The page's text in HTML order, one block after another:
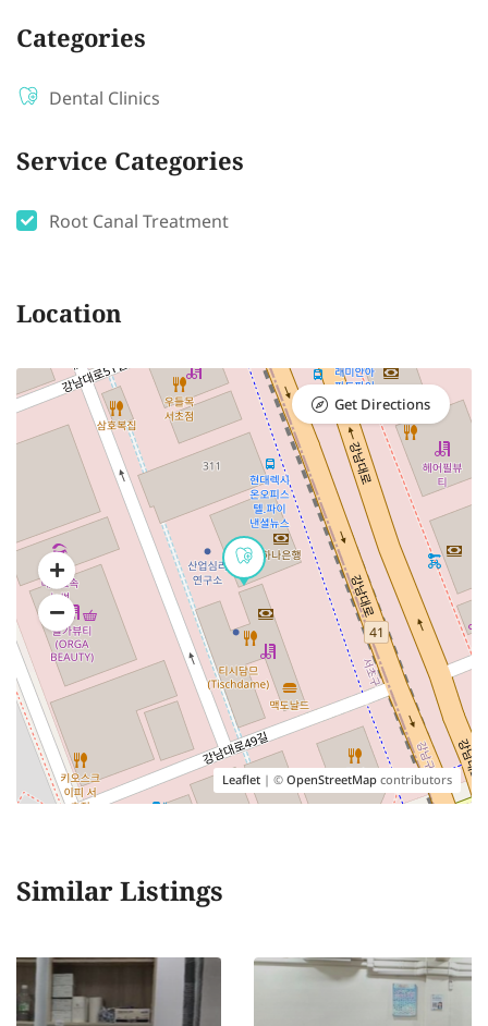
Categories
Dental Clinics
Service Categories
Root Canal Treatment
Location
Leaflet | ©OpenStreetMapcontributors
Get Directions
Similar Listings